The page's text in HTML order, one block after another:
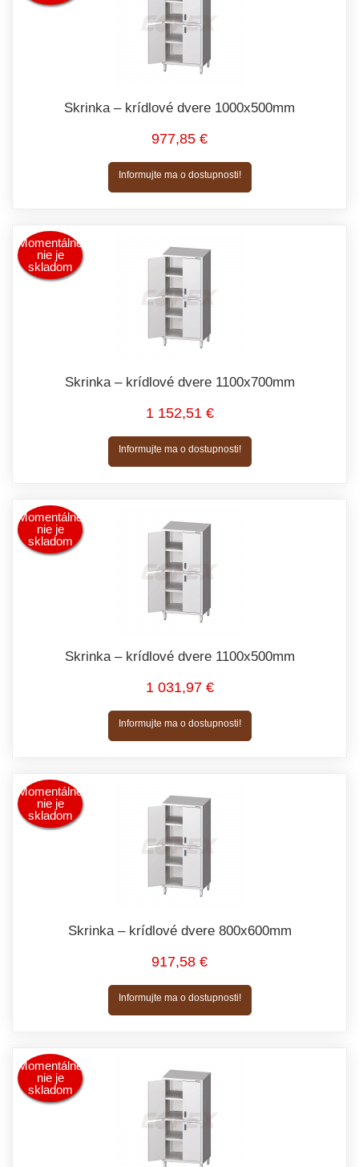
Skrinka – krídlové dvere 1000x500mm
977,85 €
Informujte ma o dostupnosti!
Momentálne
nie je
skladom
Skrinka – krídlové dvere 1100x700mm
1 152,51 €
Informujte ma o dostupnosti!
Momentálne
nie je
skladom
Skrinka – krídlové dvere 1100x500mm
1 031,97 €
Informujte ma o dostupnosti!
Momentálne
nie je
skladom
Skrinka – krídlové dvere 800x600mm
917,58 €
Informujte ma o dostupnosti!
Momentálne
nie je
skladom